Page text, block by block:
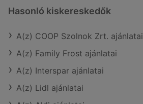
Hasonló kiskereskedők
A(z) COOP Szolnok Zrt. ajánlatai
A(z) Family Frost ajánlatai
A(z) Interspar ajánlatai
A(z) Lidl ajánlatai